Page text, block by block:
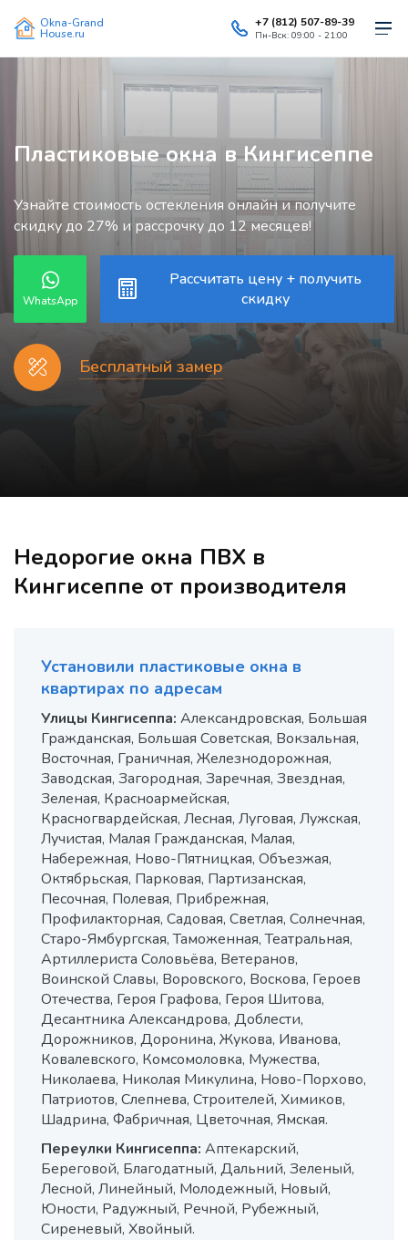
Okna-Grand
House.ru
+7 (812) 507-89-39
Пн-Вск: 09:00 - 21:00
Пластиковые окна в Кингисеппе
Узнайте стоимость остекления онлайн и получите
скидку до 27% и рассрочку до 12 месяцев!
WhatsApp
Рассчитать цену + получить
скидку
Бесплатный замер
Недорогие окна ПВХ в
Кингисеппе от производителя
Установили пластиковые окна в
квартирах по адресам
Улицы Кингисеппа: Александровская, Большая
Гражданская, Большая Советская, Вокзальная,
Восточная, Граничная, Железнодорожная,
Заводская, Загородная, Заречная, Звездная,
Зеленая, Красноармейская,
Красногвардейская, Лесная, Луговая, Лужская,
Лучистая, Малая Гражданская, Малая,
Набережная, Ново-Пятницкая, Объезжая,
Октябрьская, Парковая, Партизанская,
Песочная, Полевая, Прибрежная,
Профилакторная, Садовая, Светлая, Солнечная,
Старо-Ямбургская, Таможенная, Театральная,
Артиллериста Соловьёва, Ветеранов,
Воинской Славы, Воровского, Воскова, Героев
Отечества, Героя Графова, Героя Шитова,
Десантника Александрова, Доблести,
Дорожников, Доронина, Жукова, Иванова,
Ковалевского, Комсомоловка, Мужества,
Николаева, Николая Микулина, Ново-Порхово,
Патриотов, Слепнева, Строителей, Химиков,
Шадрина, Фабричная, Цветочная, Ямская.
Переулки Кингисеппа: Аптекарский,
Береговой, Благодатный, Дальний, Зеленый,
Лесной, Линейный, Молодежный, Новый,
Юности, Радужный, Речной, Рубежный,
Сиреневый, Хвойный.